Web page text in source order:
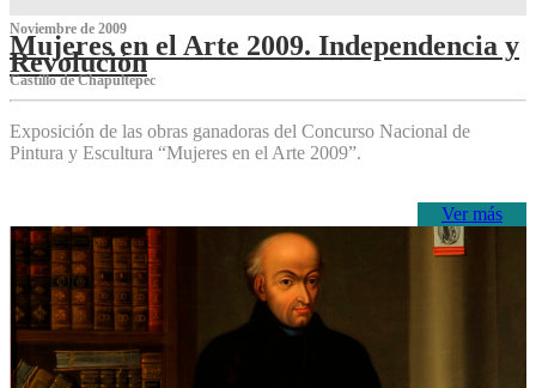
Noviembre de 2009
Mujeres en el Arte 2009. Independencia y
Revolución
Castillo de Chapultepec
Exposición de las obras ganadoras del Concurso Nacional de
Pintura y Escultura “Mujeres en el Arte 2009”.
Ver más